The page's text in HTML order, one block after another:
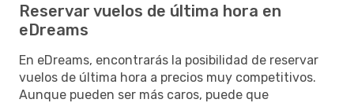
Reservar vuelos de última hora en
eDreams
En eDreams, encontrarás la posibilidad de reservar
vuelos de última hora a precios muy competitivos.
Aunque pueden ser más caros, puede que